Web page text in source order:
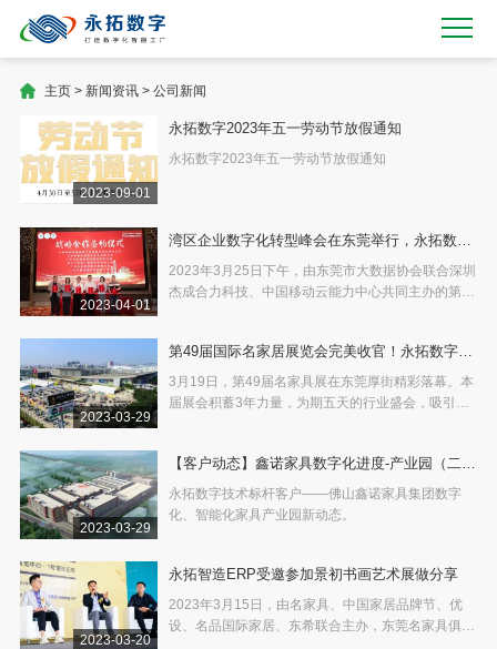
主页> 新闻资讯> 公司新闻
2023-09-01
永拓数字2023年五一劳动节放假通知
永拓数字2023年五一劳动节放假通知
2023-04-01
湾区企业数字化转型峰会在东莞举行，永拓数字
签约中国移动云中心
2023年3月25日下午，由东莞市大数据协会联合深圳
杰成合力科技、中国移动云能力中心共同主办的第三
同探讨数字化转型与制造业科技创新的话题。来自各
大企业的高
2023-03-29
第49届国际名家居展览会完美收官！永拓数字化
赋能全案设计与整装时代
3月19日，第49届名家具展在东莞厚街精彩落幕。本
届展会积蓄3年力量，为期五天的行业盛会，吸引近
现出家具行业的强劲复苏，展示了经济新活力。
2023-03-29
【客户动态】鑫诺家具数字化进度-产业园（二
期）车间D工程喜封金顶
永拓数字技术标杆客户——佛山鑫诺家具集团数字
化、智能化家具产业园新动态。
2023-03-20
永拓智造ERP受邀参加景初书画艺术展做分享
2023年3月15日，由名家具、中国家居品牌节、优
设、名品国际家居、东希联合主办，东莞名家具俱乐